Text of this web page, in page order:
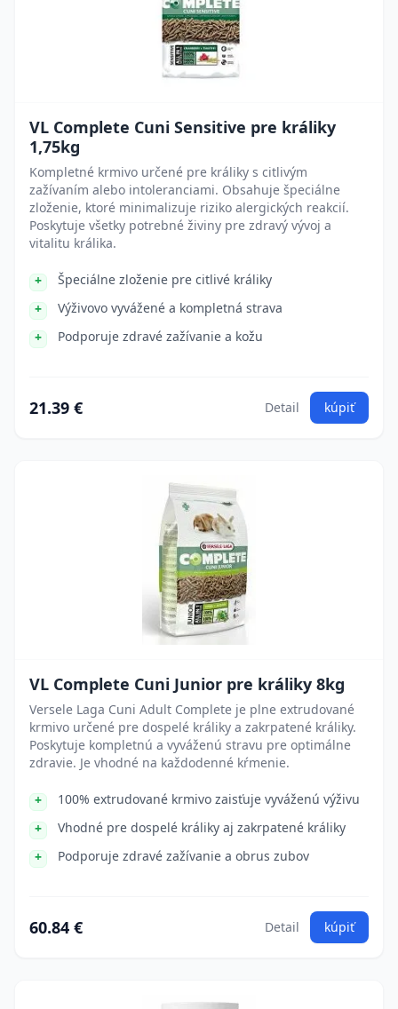
VL Complete Cuni Sensitive pre králiky
1,75kg
Kompletné krmivo určené pre králiky s citlivým
zažívaním alebo intoleranciami. Obsahuje špeciálne
zloženie, ktoré minimalizuje riziko alergických reakcií.
Poskytuje všetky potrebné živiny pre zdravý vývoj a
vitalitu králika.
Špeciálne zloženie pre citlivé králiky
Výživovo vyvážené a kompletná strava
Podporuje zdravé zažívanie a kožu
21.39 € Detail kúpiť
VL Complete Cuni Junior pre králiky 8kg
Versele Laga Cuni Adult Complete je plne extrudované
krmivo určené pre dospelé králiky a zakrpatené králiky.
Poskytuje kompletnú a vyváženú stravu pre optimálne
zdravie. Je vhodné na každodenné kŕmenie.
100% extrudované krmivo zaisťuje vyváženú výživu
Vhodné pre dospelé králiky aj zakrpatené králiky
Podporuje zdravé zažívanie a obrus zubov
60.84 € Detail kúpiť